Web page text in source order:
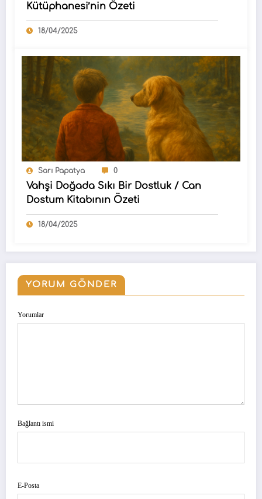
Kütüphanesi’nin Özeti
18/04/2025
Sarı Papatya 0
Vahşi Doğada Sıkı Bir Dostluk / Can
Dostum Kitabının Özeti
18/04/2025
YORUM GÖNDER
Yorumlar
Bağlantı ismi
E-Posta